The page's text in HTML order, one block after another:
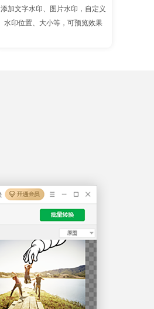
添加文字水印、图片水印，自定义
水印位置、大小等，可预览效果